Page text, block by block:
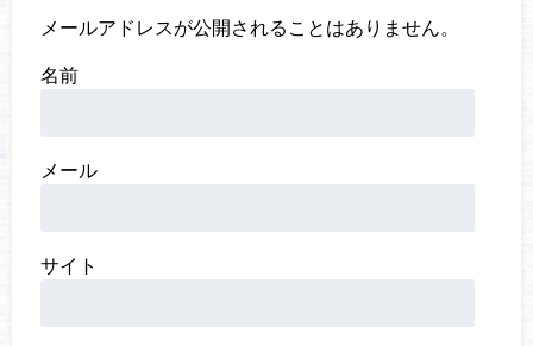
メールアドレスが公開されることはありません。
名前
メール
サイト